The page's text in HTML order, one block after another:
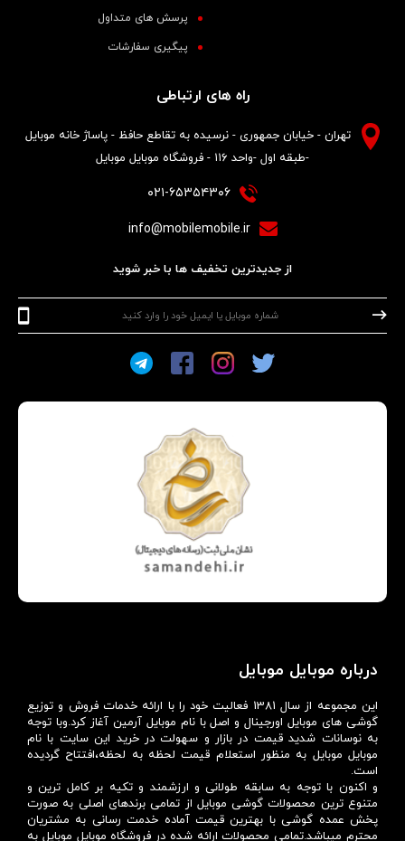
پرسش های متداول
پیگیری سفارشات
راه های ارتباطی
تهران - خیابان جمهوری - نرسیده به تقاطع حافظ - پاساژ خانه موبایل
-طبقه اول -واحد ۱۱۶ - فروشگاه موبایل موبایل
۰۲۱-۶۵۳۵۴۳۰۶
info@mobilemobile.ir
از جدیدترین تخفیف ها با خبر شوید
درباره موبایل موبایل
این مجموعه از سال 1381 فعالیت خود را با ارائه خدمات فروش و توزیع
گوشی های موبایل اورجینال و اصل با نام موبایل آرمین آغاز کرد.وبا توجه
به نوسانات شدید قیمت در بازار و سهولت در خرید این سایت با نام
موبایل موبایل به منظور استعلام قیمت لحظه به لحظه،افتتاح گردیده
است.
و اکنون با توجه به سابقه طولانی و ارزشمند و تکیه بر کامل ترین و
متنوع ترین محصولات گوشی موبایل از تمامی برندهای اصلی به صورت
پخش عمده گوشی با بهترین قیمت آماده خدمت رسانی به مشتریان
محترم میباشد.تمامی محصولات ارائه شده در فروشگاه موبایل موبایل به